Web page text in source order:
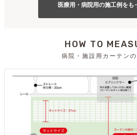
医療用・病院用の施工例をも
HOW TO
病院・施設用カーテン